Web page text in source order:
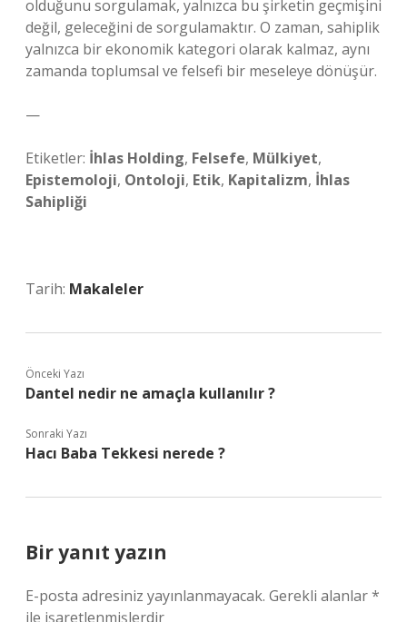
olduğunu sorgulamak, yalnızca bu şirketin geçmişini
değil, geleceğini de sorgulamaktır. O zaman, sahiplik
yalnızca bir ekonomik kategori olarak kalmaz, aynı
zamanda toplumsal ve felsefi bir meseleye dönüşür.
—
Etiketler: İhlas Holding, Felsefe, Mülkiyet,
Epistemoloji, Ontoloji, Etik, Kapitalizm, İhlas
Sahipliği
Tarih: Makaleler
Önceki Yazı
Dantel nedir ne amaçla kullanılır ?
Sonraki Yazı
Hacı Baba Tekkesi nerede ?
Bir yanıt yazın
E-posta adresiniz yayınlanmayacak. Gerekli alanlar*
ile işaretlenmişlerdir